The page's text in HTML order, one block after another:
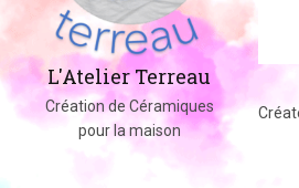
L'Atelier Terreau
Création de Céramiques
pour la maison